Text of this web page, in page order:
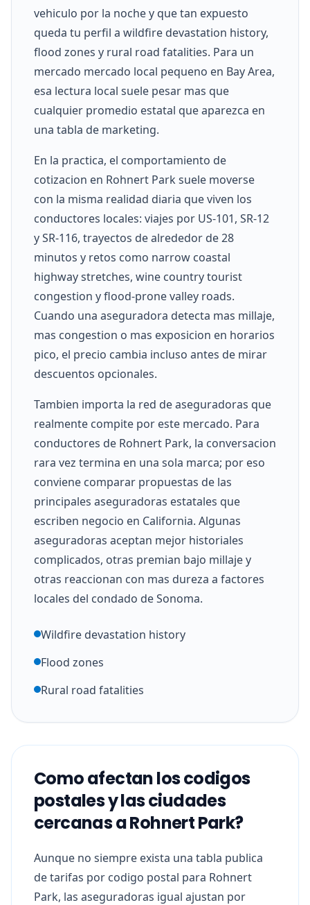
vehiculo por la noche y que tan expuesto
queda tu perfil a wildfire devastation history,
flood zones y rural road fatalities. Para un
mercado mercado local pequeno en Bay Area,
esa lectura local suele pesar mas que
cualquier promedio estatal que aparezca en
una tabla de marketing.
En la practica, el comportamiento de
cotizacion en Rohnert Park suele moverse
con la misma realidad diaria que viven los
conductores locales: viajes por US-101, SR-12
y SR-116, trayectos de alrededor de 28
minutos y retos como narrow coastal
highway stretches, wine country tourist
congestion y flood-prone valley roads.
Cuando una aseguradora detecta mas millaje,
mas congestion o mas exposicion en horarios
pico, el precio cambia incluso antes de mirar
descuentos opcionales.
Tambien importa la red de aseguradoras que
realmente compite por este mercado. Para
conductores de Rohnert Park, la conversacion
rara vez termina en una sola marca; por eso
conviene comparar propuestas de las
principales aseguradoras estatales que
escriben negocio en California. Algunas
aseguradoras aceptan mejor historiales
complicados, otras premian bajo millaje y
otras reaccionan con mas dureza a factores
locales del condado de Sonoma.
Wildfire devastation history
Flood zones
Rural road fatalities
Como afectan los codigos
postales y las ciudades
cercanas a Rohnert Park?
Aunque no siempre exista una tabla publica
de tarifas por codigo postal para Rohnert
Park, las aseguradoras igual ajustan por